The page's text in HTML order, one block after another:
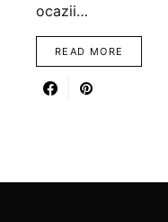
ocazii…
READ MORE